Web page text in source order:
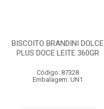
BISCOITO BRANDINI DOLCE
PLUS DOCE LEITE 360GR
Código: 87328
Embalagem: UN1